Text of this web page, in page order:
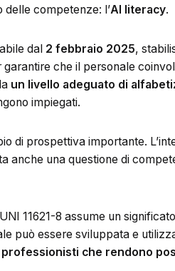
competenze: l’AI literacy.
dal 2 febbraio 2025,
che il personale
un livello adeguato di
impiegati.
di prospettiva importante.
anche una questione di
11621-8 assume un
può essere sviluppata e
professionisti che rendono